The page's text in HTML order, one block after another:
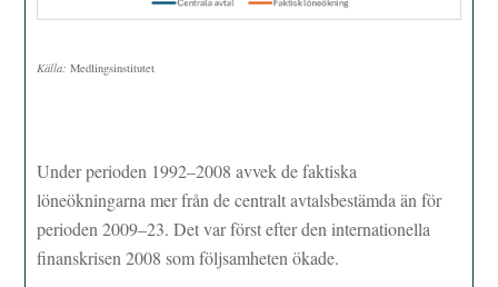
Källa: Medlingsinstitutet
Under perioden 1992–2008 avvek de faktiska
löneökningarna mer från de centralt avtalsbestämda än för
perioden 2009–23. Det var först efter den internationella
finanskrisen 2008 som följsamheten ökade.